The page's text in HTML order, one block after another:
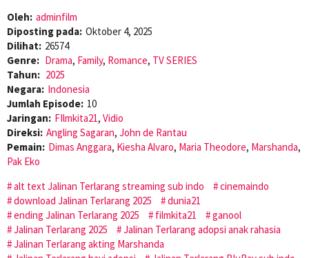
Oleh: adminfilm
Diposting pada: Oktober 4, 2025
Dilihat: 26574
Genre: Drama, Family, Romance, TV SERIES
Tahun: 2025
Negara: Indonesia
Jumlah Episode: 10
Jaringan: FIlmkita21, Vidio
Direksi: Angling Sagaran, John de Rantau
Pemain: Dimas Anggara, Kiesha Alvaro, Maria Theodore, Marshanda,
Pak Eko
alt text Jalinan Terlarang streaming sub indo
cinemaindo
download Jalinan Terlarang 2025
dunia21
ending Jalinan Terlarang 2025
filmkita21
ganool
Jalinan Terlarang 2025
Jalinan Terlarang adopsi anak rahasia
Jalinan Terlarang akting Marshanda